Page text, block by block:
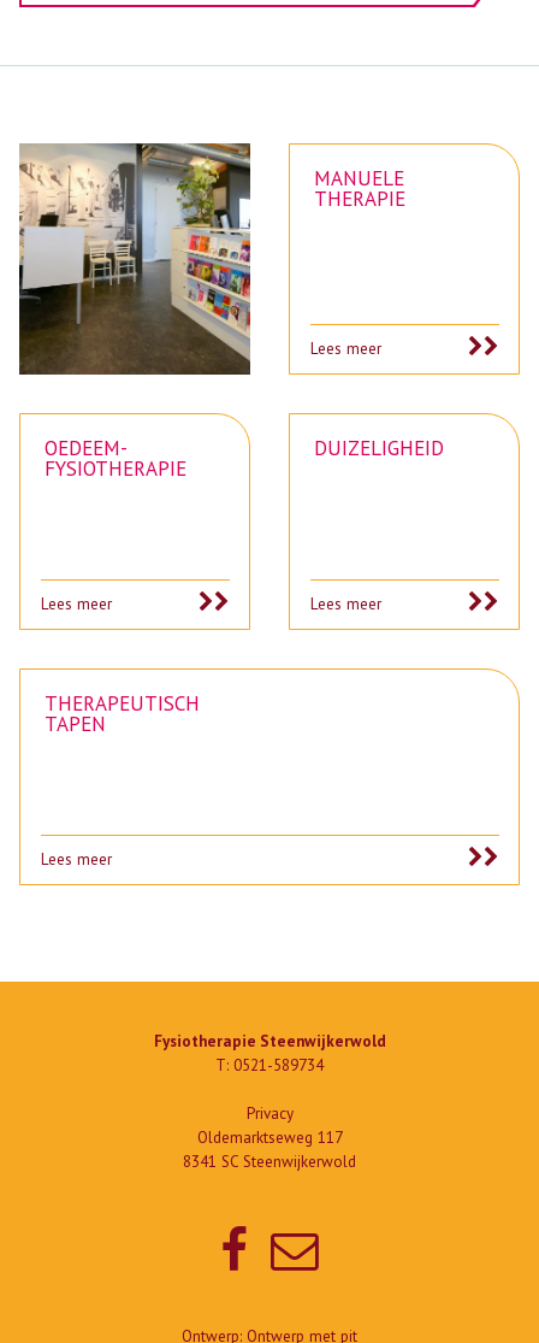
MANUELE
THERAPIE
Lees meer
OEDEEM-
FYSIOTHERAPIE
Lees meer
DUIZELIGHEID
Lees meer
THERAPEUTISCH
TAPEN
Lees meer
Fysiotherapie Steenwijkerwold
T: 0521-589734
Privacy
Oldemarktseweg 117
8341 SC Steenwijkerwold
Ontwerp: Ontwerp met pit